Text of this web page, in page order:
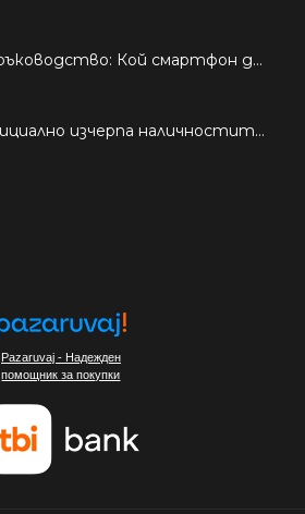
Подробно ръководство: Кой смартфон да купиш през 2026 г.?
OnePlus официално изчерпа наличностите си от телефони на основни пазари
Pazaruvaj - Надежден
помощник за покупки